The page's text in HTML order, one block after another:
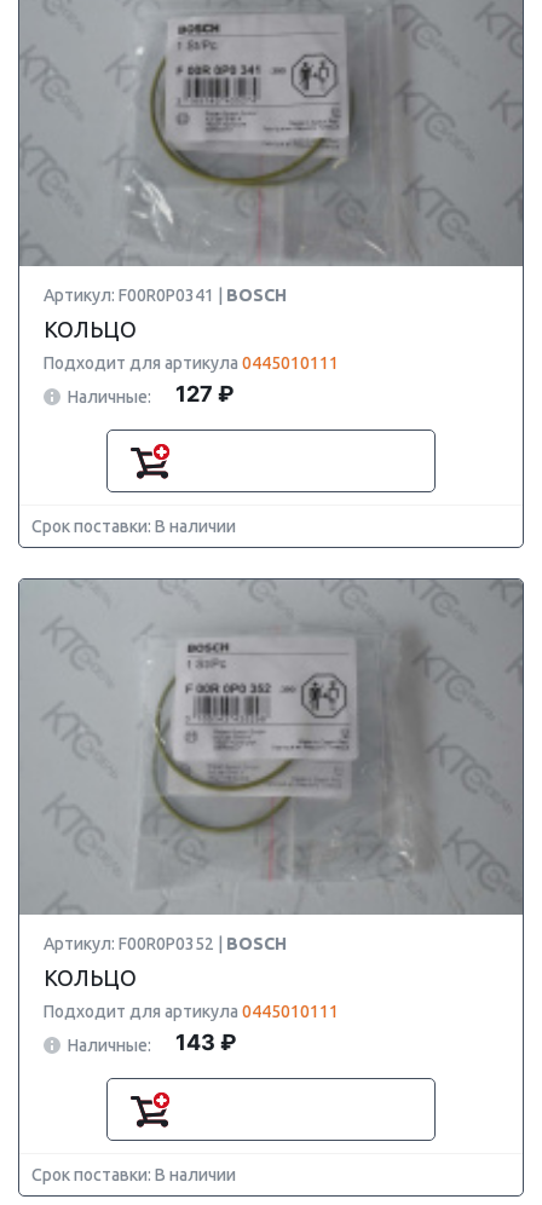
Артикул: F00R0P0341 | BOSCH
КОЛЬЦО
Подходит для артикула 0445010111
Наличные:
127 ₽
Срок поставки: В наличии
Артикул: F00R0P0352 | BOSCH
КОЛЬЦО
Подходит для артикула 0445010111
Наличные:
143 ₽
Срок поставки: В наличии